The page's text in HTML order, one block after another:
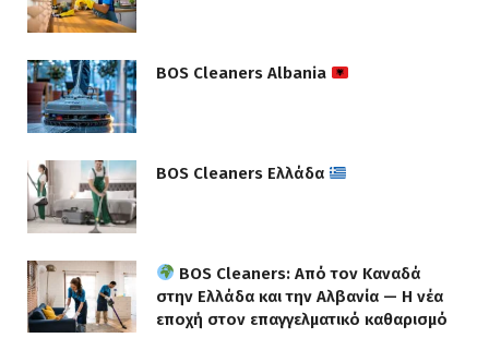
BOS Cleaners Albania
BOS Cleaners Ελλάδα
BOS Cleaners: Από τον Καναδά
στην Ελλάδα και την Αλβανία — Η νέα
εποχή στον επαγγελματικό καθαρισμό